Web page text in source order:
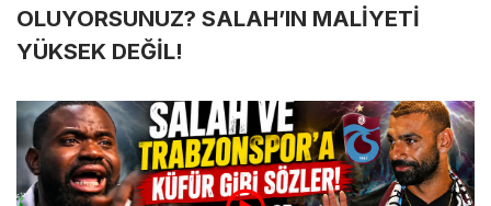
OLUYORSUNUZ? SALAH’IN MALİYETİ
YÜKSEK DEĞİL!